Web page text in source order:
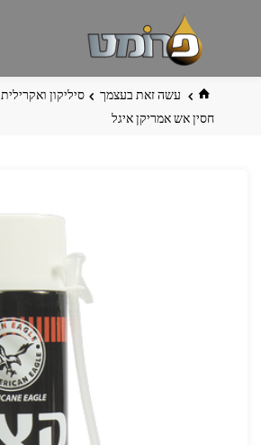
בית עשה זאת בעצמך סיליקון ואקרילית
חסין אש אמריקן איגל